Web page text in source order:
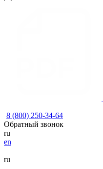
8 (800) 250-34-64
Обратный звонок
ru
en
ru